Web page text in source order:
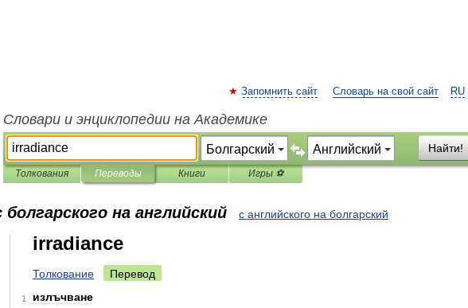
RU
Запомнить сайт Словарь на свой сайт
Словари и энциклопедии на Академике
Найти!
Толкования Переводы Книги Игры ⚽
болгарского на английский с английского на болгарский
irradiance
Толкование Перевод
1
излъчване